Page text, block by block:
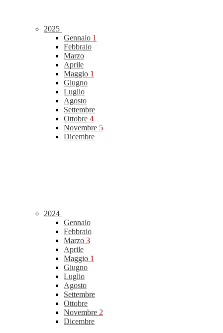
2025
Gennaio 1
Febbraio
Marzo
Aprile
Maggio 1
Giugno
Luglio
Agosto
Settembre
Ottobre 4
Novembre 5
Dicembre
2024
Gennaio
Febbraio
Marzo 3
Aprile
Maggio 1
Giugno
Luglio
Agosto
Settembre
Ottobre
Novembre 2
Dicembre